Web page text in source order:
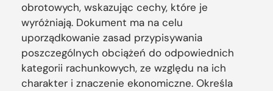
obrotowych, wskazując cechy, które je
wyróżniają. Dokument ma na celu
uporządkowanie zasad przypisywania
poszczególnych obciążeń do odpowiednich
kategorii rachunkowych, ze względu na ich
charakter i znaczenie ekonomiczne. Określa